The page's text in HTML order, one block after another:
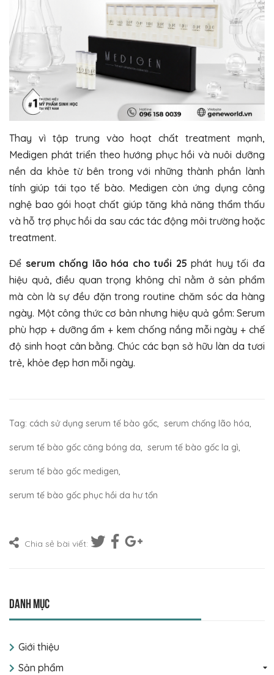
Thay vì tập trung vào hoạt chất treatment mạnh,
Medigen phát triển theo hướng phục hồi và nuôi dưỡng
nền da khỏe từ bên trong với những thành phần lành
tính giúp tái tạo tế bào. Medigen còn ứng dụng công
nghệ bao gói hoạt chất giúp tăng khả năng thẩm thấu
và hỗ trợ phục hồi da sau các tác động môi trường hoặc
treatment.
Để serum chống lão hóa cho tuổi 25 phát huy tối đa
hiệu quả, điều quan trọng không chỉ nằm ở sản phẩm
mà còn là sự đều đặn trong routine chăm sóc da hàng
ngày. Một công thức cơ bản nhưng hiệu quả gồm: Serum
phù hợp + dưỡng ẩm + kem chống nắng mỗi ngày + chế
độ sinh hoạt cân bằng. Chúc các bạn sở hữu làn da tươi
trẻ, khỏe đẹp hơn mỗi ngày.
Tag: cách sử dụng serum tế bào gốc, serum chống lão hóa,
serum tế bào gốc căng bóng da, serum tế bào gốc la gì,
serum tế bào gốc medigen,
serum tế bào gốc phục hồi da hư tổn
Chia sẻ bài viết:
Danh mục
Giới thiệu
Sản phẩm